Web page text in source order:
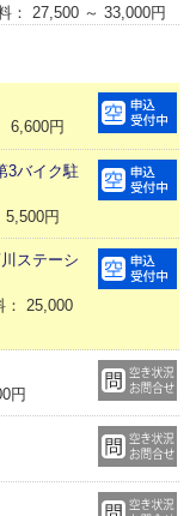
： 27,500 ～ 33,000円
6,600円
3バイク駐
円
ステーシ
： 25,000
円